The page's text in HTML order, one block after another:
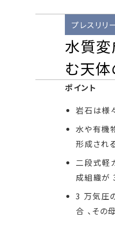
プレスリリ
水質変
む天
ポイント
岩石は様
水や有機
形成され
二段式軽
成組織が
3 万気圧
合 、その